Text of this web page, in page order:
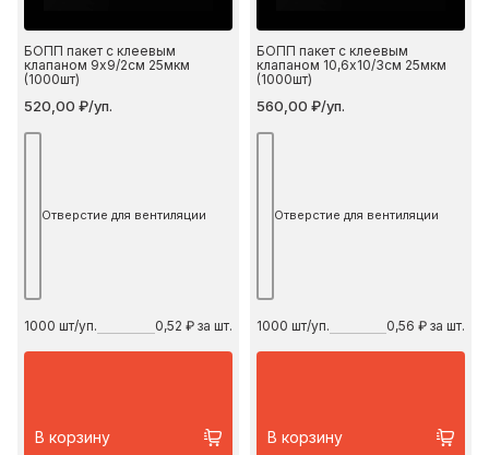
БОПП пакет с клеевым
клапаном 9х9/2см 25мкм
(1000шт)
520,00 ₽/уп.
Отверстие для вентиляции
1000 шт/уп. 0,52 ₽ за шт.
В корзину
БОПП пакет с клеевым
клапаном 10,6х10/3см 25мкм
(1000шт)
560,00 ₽/уп.
Отверстие для вентиляции
1000 шт/уп. 0,56 ₽ за шт.
В корзину